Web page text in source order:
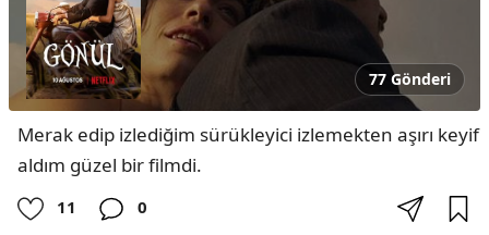
77 Gönderi
Merak edip izlediğim sürükleyici izlemekten aşırı keyif
aldım güzel bir filmdi.
11 0